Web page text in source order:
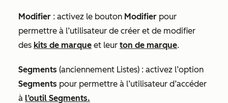
Modifier : activez le bouton Modifier pour
permettre à l’utilisateur de créer et de modifier
des kits de marque et leur ton de marque.
Segments (anciennement Listes) : activez l’option
Segments pour permettre à l’utilisateur d’accéder
à l’outil Segments.